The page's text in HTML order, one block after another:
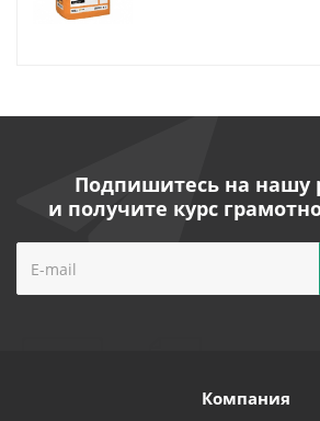
Подпишитесь на нашу
и получите курс
Компания